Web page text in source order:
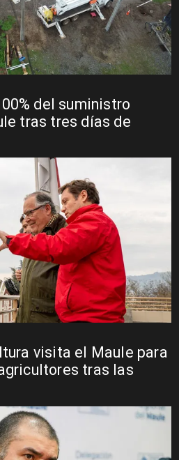
del suministro
tras tres días de
visita el Maule para
tras las